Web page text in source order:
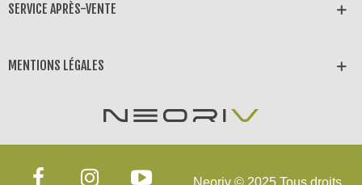
SERVICE APRÈS-VENTE
MENTIONS LÉGALES
Neoriv © 2025 Tous droits